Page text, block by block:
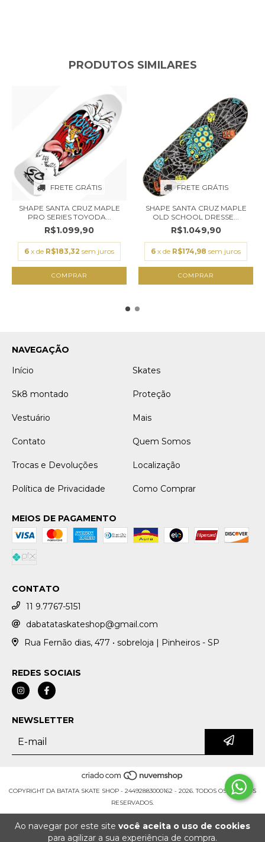
Ao navegar por este site você aceita o uso de cookies
para agilizar a sua experiência de compra.
PRODUTOS SIMILARES
FRETE GRÁTIS
SHAPE SANTA CRUZ MAPLE
PRO SERIES TOYODA...
R$1.099,90
6 x de R$183,32 sem juros
COMPRAR
FRETE GRÁTIS
SHAPE SANTA CRUZ MAPLE
OLD SCHOOL DRESSE...
R$1.049,90
6 x de R$174,98 sem juros
COMPRAR
NAVEGAÇÃO
Início
Skates
Sk8 montado Proteção
Vestuário Mais
Contato Quem Somos
Trocas e Devoluções Localização
Política de Privacidade Como Comprar
MEIOS DE PAGAMENTO
CONTATO
11 9.7767-5151
dabatataskateshop@gmail.com
Rua Fernão dias, 477 • sobreloja | Pinheiros - SP
REDES SOCIAIS
NEWSLETTER
COPYRIGHT DA BATATA SKATE SHOP - 24492883000162 - 2026. TODOS OS DIREITOS
RESERVADOS.